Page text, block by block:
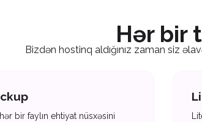
Hər bir
Bizdən hostinq aldığınız zaman siz
bir faylın ehtiyat nüsxəsini